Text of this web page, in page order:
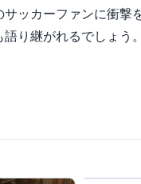
ッカーファンに衝撃
り継がれるでしょう